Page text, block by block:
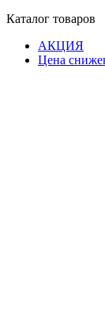
Каталог товаров
АКЦИЯ
Цена